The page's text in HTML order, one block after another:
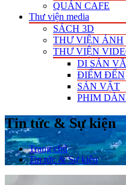
QUÁN CAFE
Thư viện media
SÁCH 3D
THƯ VIỆN ẢNH
THƯ VIỆN
DI SẢN
ĐIỂM ĐẾN
SẢN VẬT
PHIM
Tin tức & Sự kiện
Trang chủ
Tin tức & Sự kiện